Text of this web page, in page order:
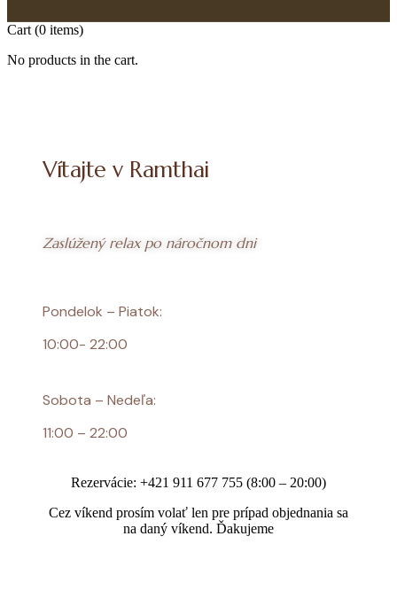
Cart (0 items)
No products in the cart.
Vítajte v Ramthai
Zaslúžený relax po náročnom dni
Pondelok – Piatok:
10:00- 22:00
Sobota – Nedeľa:
11:00 – 22:00
Rezervácie: +421 911 677 755 (8:00 – 20:00)
Cez víkend prosím volať len pre prípad objednania sa
na daný víkend. Ďakujeme